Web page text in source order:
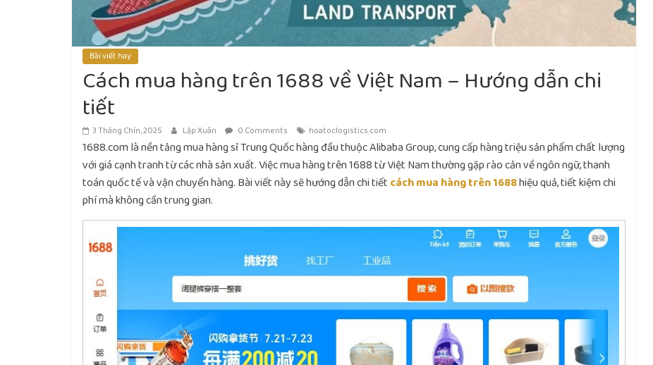
Bài viết hay
Cách mua hàng trên 1688 về Việt Nam – Hướng dẫn chi
tiết
3 Tháng Chín, 2025 Lập Xuân 0 Comments hoatoclogistics.com
1688.com là nền tảng mua hàng sỉ Trung Quốc hàng đầu thuộc Alibaba Group, cung cấp hàng triệu sản phẩm chất lượng
với giá cạnh tranh từ các nhà sản xuất. Việc mua hàng trên 1688 từ Việt Nam thường gặp rào cản về ngôn ngữ, thanh
toán quốc tế và vận chuyển hàng. Bài viết này sẽ hướng dẫn chi tiết cách mua hàng trên 1688hiệu quả, tiết kiệm chi
phí mà không cần trung gian.